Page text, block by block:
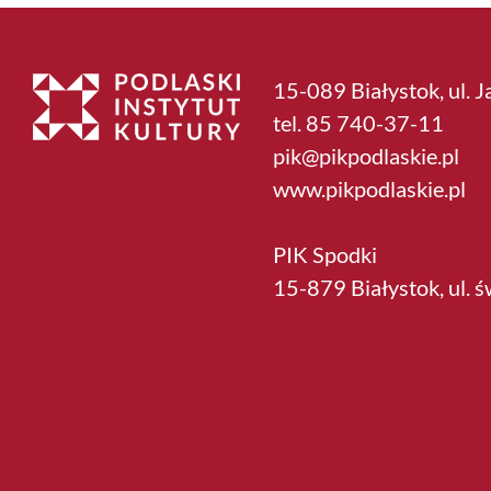
15-089 Białystok, ul.
tel. 85 740-37-11
pik@pikpodlaskie.pl
www.pikpodlaskie.pl
PIK Spodki
15-879 Białystok, ul.